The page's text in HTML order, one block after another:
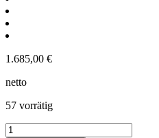
1.685,00 €
netto
57 vorrätig
750L